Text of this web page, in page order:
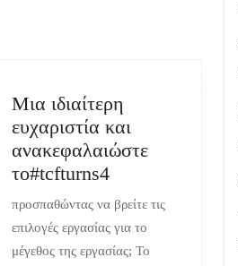
Μια ιδιαίτερη
ευχαριστία και
ανακεφαλαιώστε
το#tcfturns4Μια
ιδιαίτερη
ευχαριστία
και
προσπαθώντας να βρείτε τις
επιλογές εργασίας για το
μέγεθος της εργασίας; Το